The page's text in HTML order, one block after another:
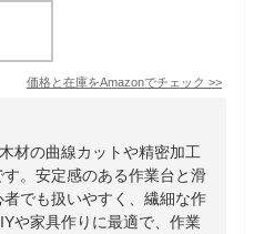
価格と在庫をAmazonでチェック >>
材の曲線カットや精密加工
。安定感のある作業台と滑
でも扱いやすく、繊細な作
や家具作りに最適で、作業